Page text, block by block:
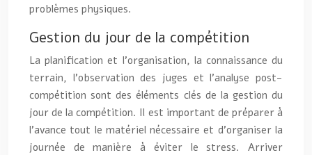
problèmes physiques.
Gestion du jour de la compétition
La planification et l’organisation, la connaissance du
terrain, l’observation des juges et l’analyse post-
compétition sont des éléments clés de la gestion du
jour de la compétition. Il est important de préparer à
l’avance tout le matériel nécessaire et d’organiser la
journée de manière à éviter le stress. Arriver